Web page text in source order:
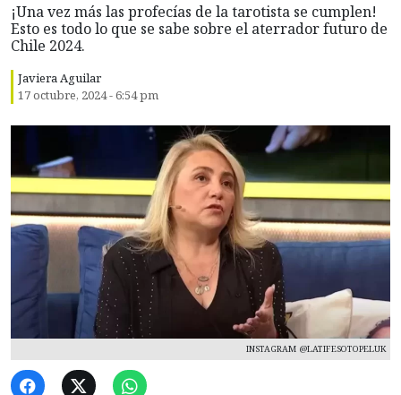
¡Una vez más las profecías de la tarotista se cumplen!
Esto es todo lo que se sabe sobre el aterrador futuro de
Chile 2024.
Javiera Aguilar
17 octubre, 2024 - 6:54 pm
INSTAGRAM @LATIFESOTOPELUK